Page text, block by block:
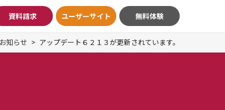
資料請求 ユーザーサイト 無料体験
お知らせ アップデート６２１３が更新されています。